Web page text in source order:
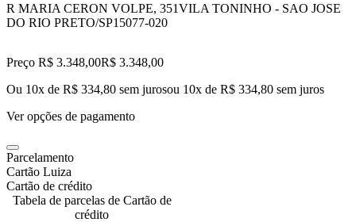
R MARIA CERON VOLPE, 351VILA TONINHO - SAO JOSE
DO RIO PRETO/SP15077-020
Preço R$ 3.348,00R$ 3.348,00
Ou 10x de R$ 334,80 sem jurosou 10x de R$ 334,80 sem juros
Ver opções de pagamento
Parcelamento
Cartão Luiza
Cartão de crédito
Tabela de parcelas de Cartão de
crédito